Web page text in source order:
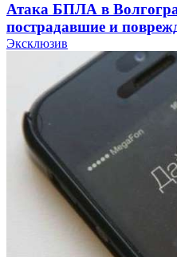
Атака БПЛА в
пострадавшие и
Волгоградские вузы в
рейтинга: ВолгГТУ и
для химической
18:39
В Красноармейском
конкурс на ремонт
судоходный канал
Эксклюзив